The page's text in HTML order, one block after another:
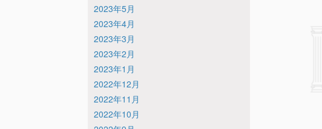
2023年5月
2023年4月
2023年3月
2023年2月
2023年1月
2022年12月
2022年11月
2022年10月